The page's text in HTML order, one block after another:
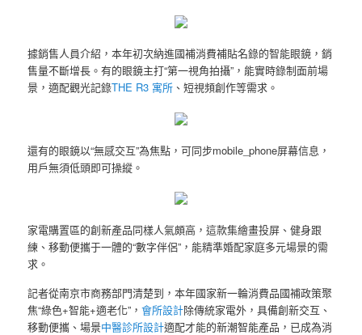
據銷售人員介紹，本年初次納進國補消費補貼名錄的智能眼鏡，銷
售量不斷增長。有的眼鏡主打“第一視角拍攝”，能實時錄制面前場
景，適配觀光記錄THE R3 寓所 、短視頻創作等需求。
還有的眼鏡以“無感交互”為焦點，可同步mobile_phone屏幕信息，
用戶無須低頭即可操縱。
家電購置區的創新產品同樣人氣頗高，這款集繪畫投屏、健身跟
練、移動便攜于一體的“數字伴侶”，能精準婚配家庭多元場景的需
求。
記者從南京市商務部門清楚到，本年國家新一輪消費品國補政策聚
焦“綠色+智能+適老化”，會所設計除傳統家電外，具備創新交互、
移動便攜、場景中醫診所設計適配才能的新潮智能產品，已成為消